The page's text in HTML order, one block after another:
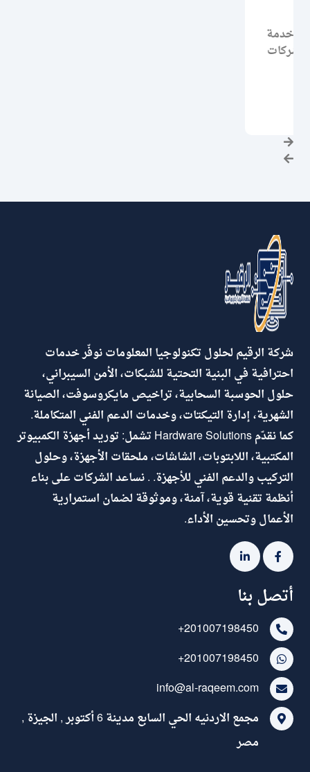
شركة الرقيم لحلول تكنولوجيا المعلومات نوفّر خدمات
احترافية في البنية التحتية للشبكات، الأمن السيبراني،
حلول الحوسبة السحابية، تراخيص مايكروسوفت، الصيانة
الشهرية، إدارة التيكتات، وخدمات الدعم الفني المتكاملة.
كما نقدّم Hardware Solutions تشمل: توريد أجهزة الكمبيوتر
المكتبية، اللابتوبات، الشاشات، ملحقات الأجهزة، وحلول
التركيب والدعم الفني للأجهزة. . نساعد الشركات على بناء
أنظمة تقنية قوية، آمنة، وموثوقة لضمان استمرارية
الأعمال وتحسين الأداء.
أتصل بنا
+201007198450
+201007198450
info@al-raqeem.com
مجمع الاردنيه الحي السابع مدينة 6 أكتوبر , الجيزة ,
مصر